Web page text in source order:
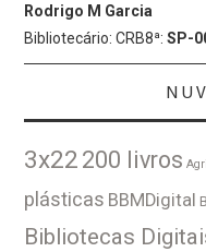
Rodrigo M Garcia
Bibliotecário: CRB8ª:SP-
3x22 200 livros
plásticas BBMDigital
Bibliotecas